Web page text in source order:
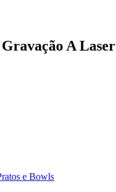
A Laser
e Bowls